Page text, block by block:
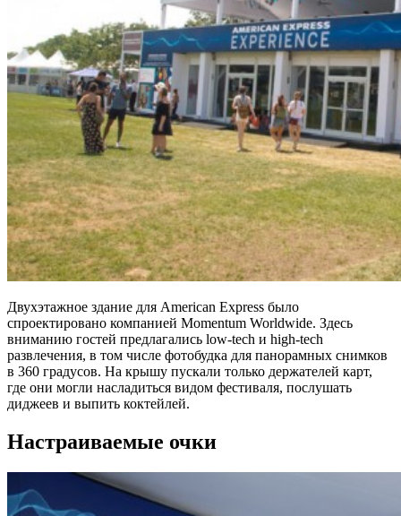
Двухэтажное здание для American Express было
спроектировано компанией Momentum Worldwide. Здесь
вниманию гостей предлагались low-tech и high-tech
развлечения, в том числе фотобудка для панорамных снимков
в 360 градусов. На крышу пускали только держателей карт,
где они могли насладиться видом фестиваля, послушать
диджеев и выпить коктейлей.
Настраиваемые очки